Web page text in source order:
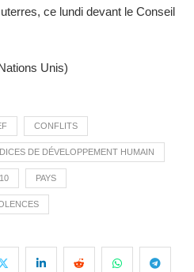
ce lundi devant le Conseil
Unis)
CONFLITS
DE DÉVELOPPEMENT HUMAIN
PAYS